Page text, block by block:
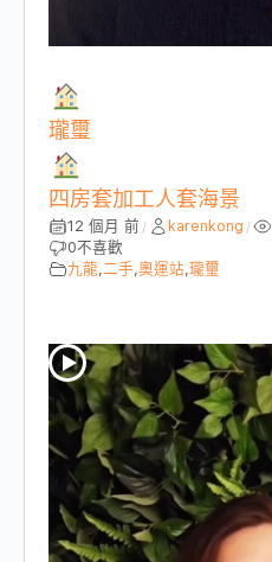
瓏璽
四房套加工人套海景
12 個月 前 / karenkong /
0不喜歡
九龍,二手,奧運站,瓏璽